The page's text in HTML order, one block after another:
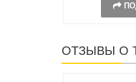
ОТЗЫВЫ О